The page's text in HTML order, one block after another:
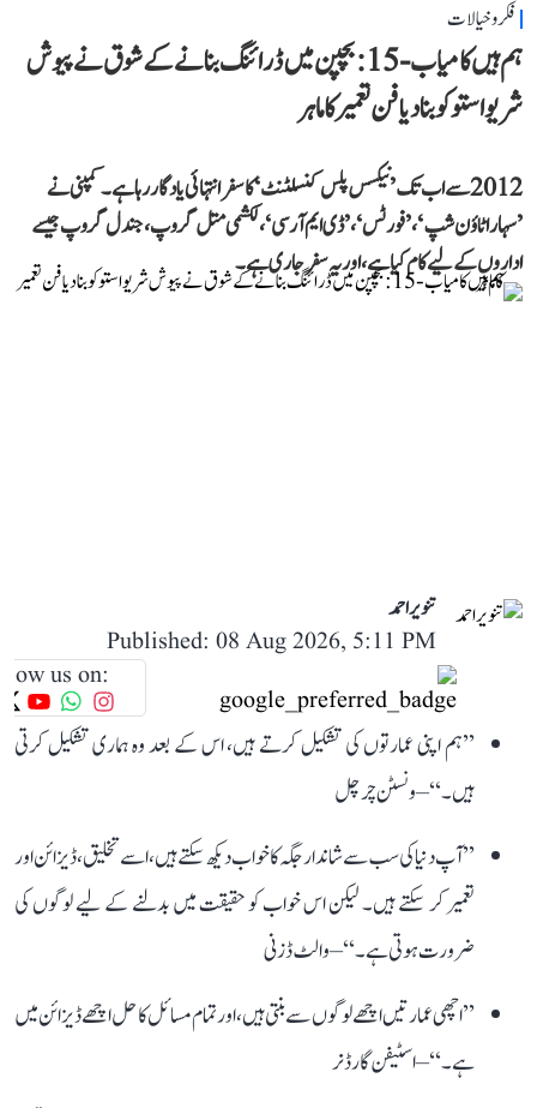
فکر و خیالات
ہم ہیں کامیاب-15: بچپن میں ڈرائنگ بنانے کے شوق نے پیوش
شریواستو کو بنا دیا فن تعمیر کا ماہر
2012 سے اب تک ’نیکسس پلس کنسلٹنٹ‘ کا سفر انتہائی یادگار رہا ہے۔ کمپنی نے
’سہارا ٹاؤن شپ‘، ’فورٹس‘، ’ڈی ایم آر سی‘، لکشمی متل گروپ، جندل گروپ جیسے
اداروں کے لیے کام کیا ہے، اور یہ سفر جاری ہے۔
تنویر احمد
Published: 08 Aug 2026, 5:11 PM
us on:
’’ہم اپنی عمارتوں کی تشکیل کرتے ہیں، اس کے بعد وہ ہماری تشکیل کرتی
ہیں۔‘‘ – ونسٹن چرچل
’’آپ دنیا کی سب سے شاندار جگہ کا خواب دیکھ سکتے ہیں، اسے تخلیق، ڈیزائن اور
تعمیر کر سکتے ہیں۔ لیکن اس خواب کو حقیقت میں بدلنے کے لیے لوگوں کی
ضرورت ہوتی ہے۔‘‘ – والٹ ڈزنی
’’اچھی عمارتیں اچھے لوگوں سے بنتی ہیں، اور تمام مسائل کا حل اچھے ڈیزائن میں
ہے۔‘‘ – اسٹیفن گارڈنر